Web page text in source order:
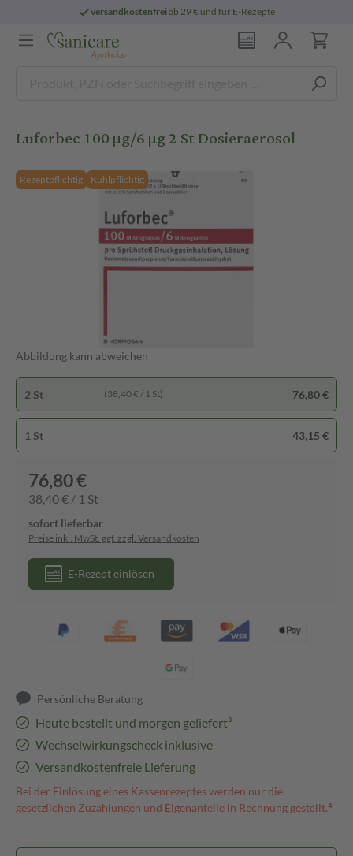
versandkostenfreiab 29 € und für E-Rezepte
Luforbec 100 µg/6 µg 2 St Dosieraerosol
Rezeptpflichtig Kühlpflichtig
Abbildung kann abweichen
2 St (38,40 € / 1 St) 76,80 €
1 St 43,15 €
76,80 €
38,40 € / 1 St
sofort lieferbar
Preise inkl. MwSt. ggf. zzgl. Versandkosten
E-Rezept einlösen
Persönliche Beratung
Heute bestellt und morgen geliefert³
Wechselwirkungscheck inklusive
Versandkostenfreie Lieferung
Bei der Einlösung eines Kassenrezeptes werden nur die
gesetzlichen Zuzahlungen und Eigenanteile in Rechnung gestellt.⁴